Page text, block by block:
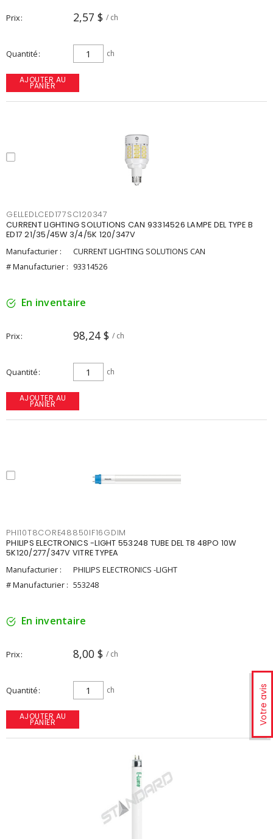
Votre avis
Prix 2,57 $ / ch
Quantité ch
AJOUTER AU
PANIER
GELLEDLCED177SC120347
CURRENT LIGHTING SOLUTIONS CAN 93314526 LAMPE DEL TYPE B
ED17 21/35/45W 3/4/5K 120/347V
Manufacturier :
CURRENT LIGHTING SOLUTIONS CAN
# Manufacturier : 93314526
En inventaire
Prix 98,24 $ / ch
Quantité ch
AJOUTER AU
PANIER
PHI10T8CORE48850IF16GDIM
PHILIPS ELECTRONICS -LIGHT 553248 TUBE DEL T8 48PO 10W
5K120/277/347V VITRE TYPEA
Manufacturier :
PHILIPS ELECTRONICS -LIGHT
# Manufacturier : 553248
En inventaire
Prix 8,00 $ / ch
Quantité ch
AJOUTER AU
PANIER